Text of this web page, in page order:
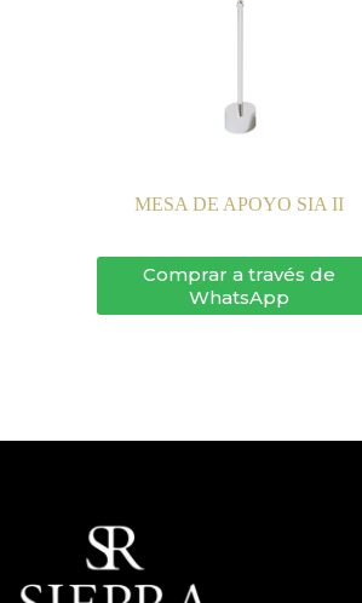
MESA DE APOYO SIA II
Comprar a través de
WhatsApp